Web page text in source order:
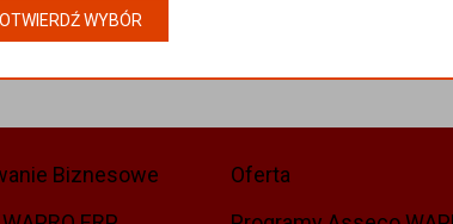
Biznesowe
Oferta
WYBÓR